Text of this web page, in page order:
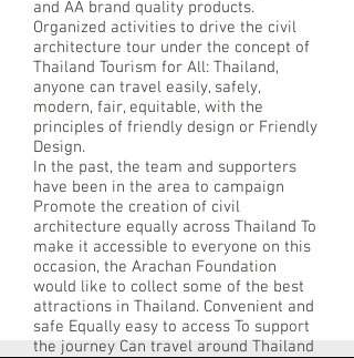
and AA brand quality products.
Organized activities to drive the civil
architecture tour under the concept of
Thailand Tourism for All: Thailand,
anyone can travel easily, safely,
modern, fair, equitable, with the
principles of friendly design or Friendly
Design.
In the past, the team and supporters
have been in the area to campaign
Promote the creation of civil
architecture equally across Thailand To
make it accessible to everyone on this
occasion, the Arachan Foundation
would like to collect some of the best
attractions in Thailand. Convenient and
safe Equally easy to access To support
the journey Can travel around Thailand